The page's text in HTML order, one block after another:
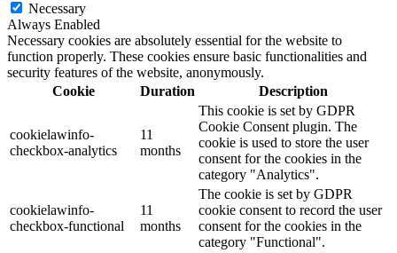
Necessary
Always Enabled
Necessary cookies are absolutely essential for the website to
function properly. These cookies ensure basic functionalities and
security features of the website, anonymously.
Cookie
Duration Description
cookielawinfo-
checkbox-analytics
11
months
This cookie is set by GDPR
Cookie Consent plugin. The
cookie is used to store the user
consent for the cookies in the
category "Analytics".
cookielawinfo-
checkbox-functional
11
months
The cookie is set by GDPR
cookie consent to record the user
consent for the cookies in the
category "Functional".